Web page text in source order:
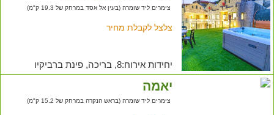
צימרים ליד שומרה (בעין אל אסד במרחק של 19.3 ק"מ)
צלצל לקבלת מחיר
יחידות אירוח:8, בריכה, פינת ברביקיו
יאמה
צימרים ליד שומרה (בראש הנקרה במרחק של 15.2 ק"מ)